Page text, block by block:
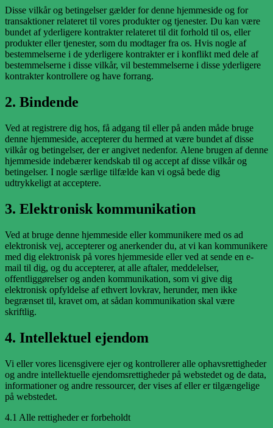
Disse vilkår og betingelser gælder for denne hjemmeside og for
transaktioner relateret til vores produkter og tjenester. Du kan være
bundet af yderligere kontrakter relateret til dit forhold til os, eller
produkter eller tjenester, som du modtager fra os. Hvis nogle af
bestemmelserne i de yderligere kontrakter er i konflikt med dele af
bestemmelserne i disse vilkår, vil bestemmelserne i disse yderligere
kontrakter kontrollere og have forrang.
2. Bindende
Ved at registrere dig hos, få adgang til eller på anden måde bruge
denne hjemmeside, accepterer du hermed at være bundet af disse
vilkår og betingelser, der er angivet nedenfor. Alene brugen af denne
hjemmeside indebærer kendskab til og accept af disse vilkår og
betingelser. I nogle særlige tilfælde kan vi også bede dig
udtrykkeligt at acceptere.
3. Elektronisk kommunikation
Ved at bruge denne hjemmeside eller kommunikere med os ad
elektronisk vej, accepterer og anerkender du, at vi kan kommunikere
med dig elektronisk på vores hjemmeside eller ved at sende en e-
mail til dig, og du accepterer, at alle aftaler, meddelelser,
offentliggørelser og anden kommunikation, som vi give dig
elektronisk opfyldelse af ethvert lovkrav, herunder, men ikke
begrænset til, kravet om, at sådan kommunikation skal være
skriftlig.
4. Intellektuel ejendom
Vi eller vores licensgivere ejer og kontrollerer alle ophavsrettigheder
og andre intellektuelle ejendomsrettigheder på webstedet og de data,
informationer og andre ressourcer, der vises af eller er tilgængelige
på webstedet.
4.1 Alle rettigheder er forbeholdt